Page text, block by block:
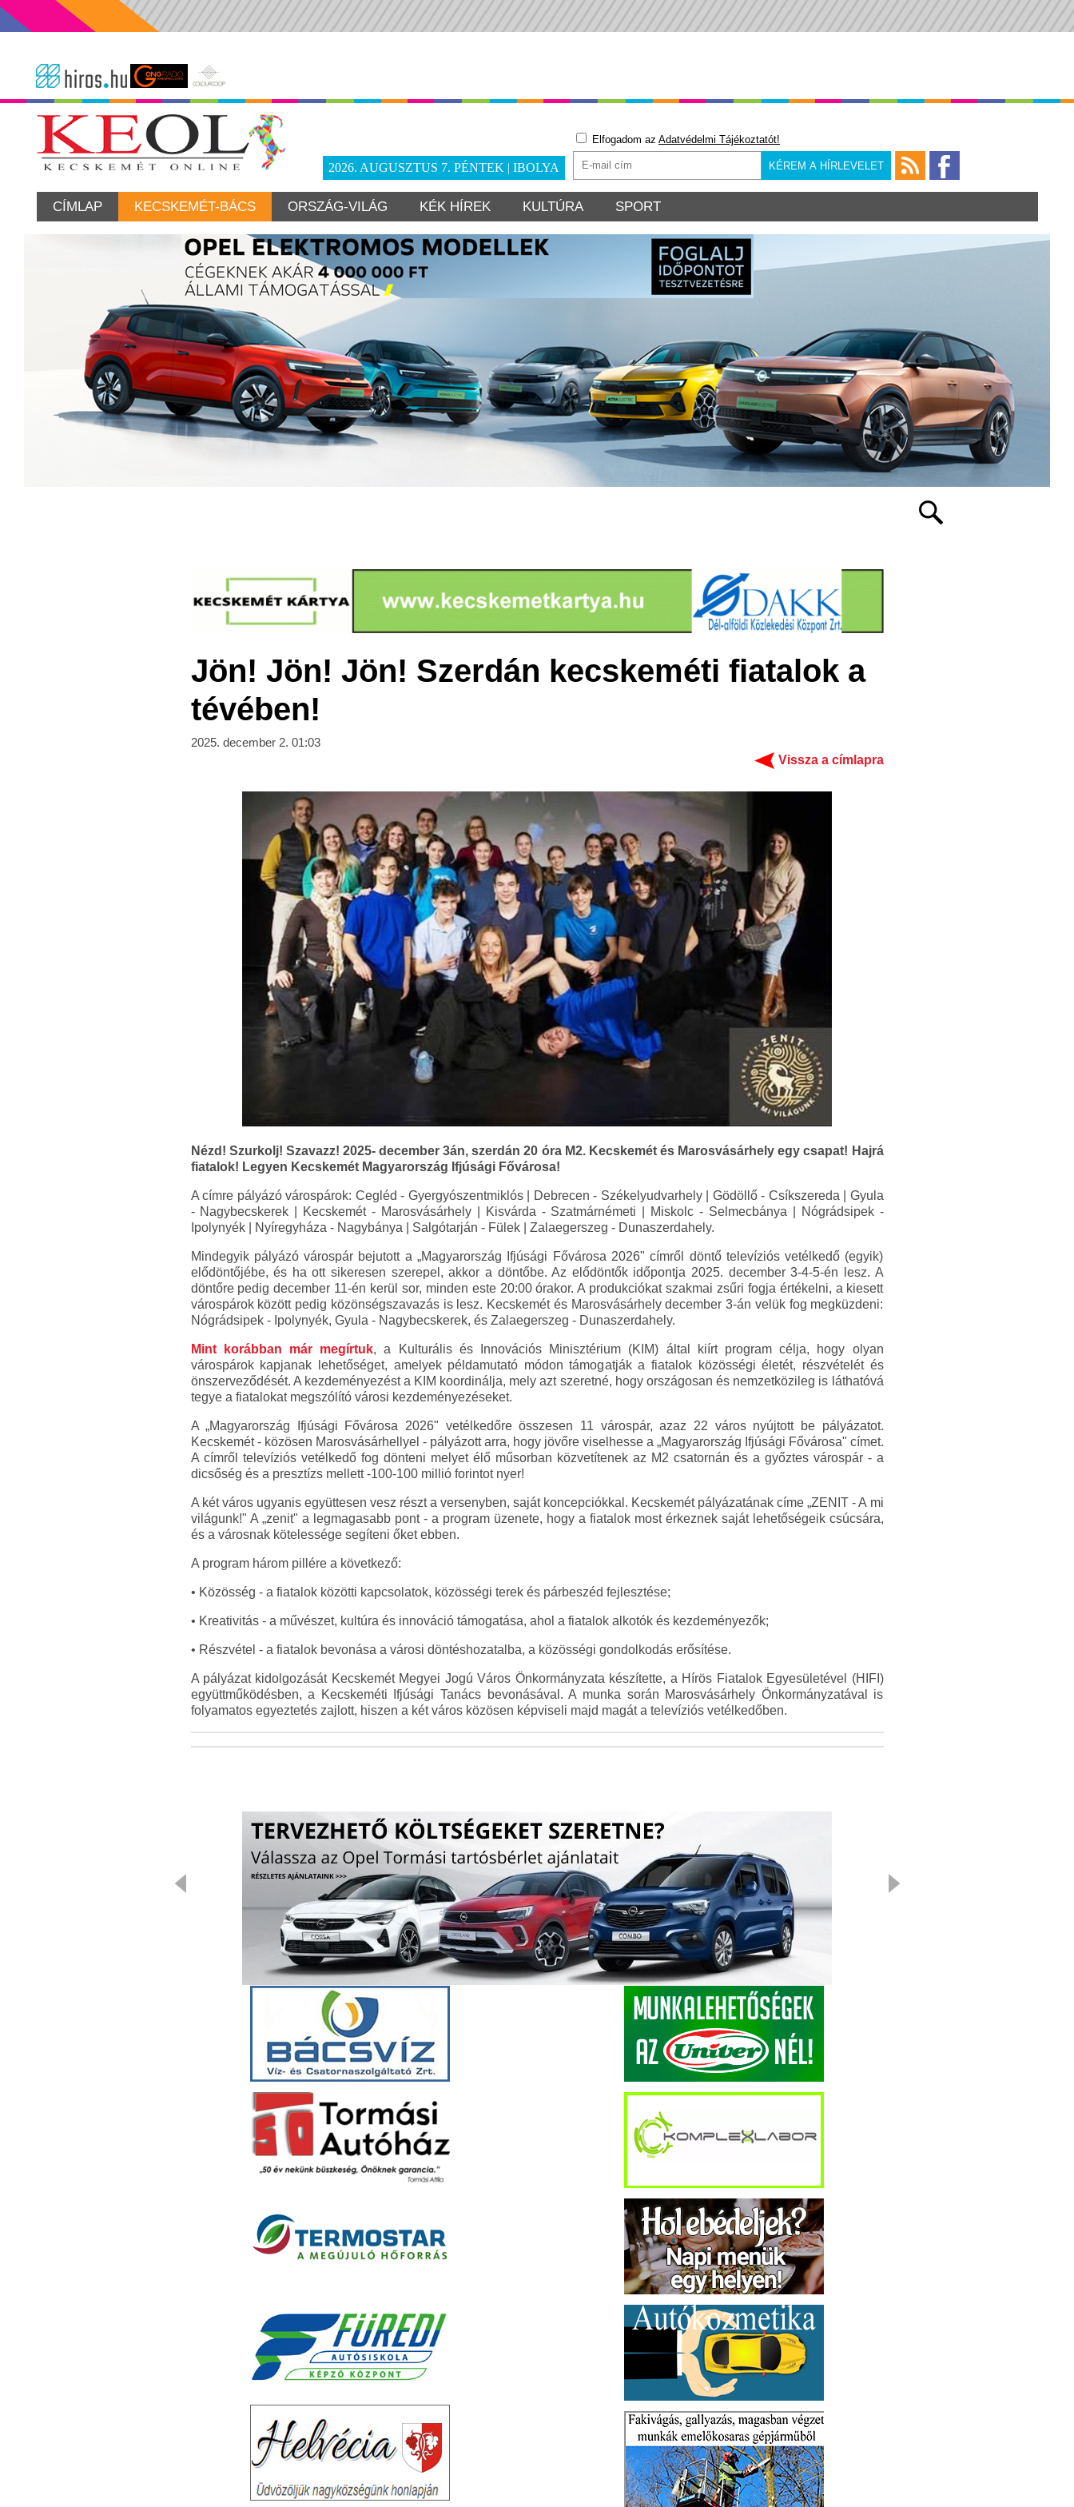
2026. AUGUSZTUS 7. PÉNTEK | IBOLYA
Elfogadom az Adatvédelmi Tájékoztatót!
CÍMLAP KECSKEMÉT-BÁCS ORSZÁG-VILÁG KÉK HÍREK KULTÚRA SPORT
Jön! Jön! Jön! Szerdán kecskeméti fiatalok a
tévében!
2025. december 2. 01:03
Vissza a címlapra
Nézd! Szurkolj! Szavazz! 2025- december 3án, szerdán 20 óra M2. Kecskemét és Marosvásárhely egy csapat! Hajrá
fiatalok! Legyen Kecskemét Magyarország Ifjúsági Fővárosa!
A címre pályázó várospárok: Cegléd - Gyergyószentmiklós | Debrecen - Székelyudvarhely | Gödöllő - Csíkszereda | Gyula
- Nagybecskerek | Kecskemét - Marosvásárhely | Kisvárda - Szatmárnémeti | Miskolc - Selmecbánya | Nógrádsipek -
Ipolynyék | Nyíregyháza - Nagybánya | Salgótarján - Fülek | Zalaegerszeg - Dunaszerdahely.
Mindegyik pályázó várospár bejutott a „Magyarország Ifjúsági Fővárosa 2026" címről döntő televíziós vetélkedő (egyik)
elődöntőjébe, és ha ott sikeresen szerepel, akkor a döntőbe. Az elődöntők időpontja 2025. december 3-4-5-én lesz. A
döntőre pedig december 11-én kerül sor, minden este 20:00 órakor. A produkciókat szakmai zsűri fogja értékelni, a kiesett
várospárok között pedig közönségszavazás is lesz. Kecskemét és Marosvásárhely december 3-án velük fog megküzdeni:
Nógrádsipek - Ipolynyék, Gyula - Nagybecskerek, és Zalaegerszeg - Dunaszerdahely.
Mint korábban már megírtuk, a Kulturális és Innovációs Minisztérium (KIM) által kiírt program célja, hogy olyan
várospárok kapjanak lehetőséget, amelyek példamutató módon támogatják a fiatalok közösségi életét, részvételét és
önszerveződését. A kezdeményezést a KIM koordinálja, mely azt szeretné, hogy országosan és nemzetközileg is láthatóvá
tegye a fiatalokat megszólító városi kezdeményezéseket.
A „Magyarország Ifjúsági Fővárosa 2026" vetélkedőre összesen 11 várospár, azaz 22 város nyújtott be pályázatot.
Kecskemét - közösen Marosvásárhellyel - pályázott arra, hogy jövőre viselhesse a „Magyarország Ifjúsági Fővárosa" címet.
A címről televíziós vetélkedő fog dönteni melyet élő műsorban közvetítenek az M2 csatornán és a győztes várospár - a
dicsőség és a presztízs mellett -100-100 millió forintot nyer!
A két város ugyanis együttesen vesz részt a versenyben, saját koncepciókkal. Kecskemét pályázatának címe „ZENIT - A mi
világunk!" A „zenit" a legmagasabb pont - a program üzenete, hogy a fiatalok most érkeznek saját lehetőségeik csúcsára,
és a városnak kötelessége segíteni őket ebben.
A program három pillére a következő:
• Közösség - a fiatalok közötti kapcsolatok, közösségi terek és párbeszéd fejlesztése;
• Kreativitás - a művészet, kultúra és innováció támogatása, ahol a fiatalok alkotók és kezdeményezők;
• Részvétel - a fiatalok bevonása a városi döntéshozatalba, a közösségi gondolkodás erősítése.
A pályázat kidolgozását Kecskemét Megyei Jogú Város Önkormányzata készítette, a Hírös Fiatalok Egyesületével (HIFI)
együttműködésben, a Kecskeméti Ifjúsági Tanács bevonásával. A munka során Marosvásárhely Önkormányzatával is
folyamatos egyeztetés zajlott, hiszen a két város közösen képviseli majd magát a televíziós vetélkedőben.